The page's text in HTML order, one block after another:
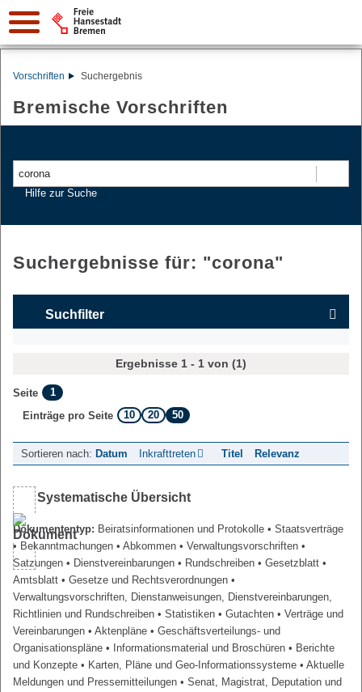
Vorschriften Suchergebnis
Bremische Vorschriften
Hilfe zur Suche
Suchergebnisse für: "corona"
Suchfilter
Ergebnisse 1 - 1 von (1)
Seite
1
Einträge pro Seite
10 20 50
Sortieren nach: Datum Inkrafttreten Titel Relevanz
Systematische Übersicht
Dokumententyp: Beiratsinformationen und Protokolle • Staatsverträge
• Bekanntmachungen • Abkommen • Verwaltungsvorschriften •
Satzungen • Dienstvereinbarungen • Rundschreiben • Gesetzblatt •
Amtsblatt • Gesetze und Rechtsverordnungen •
Verwaltungsvorschriften, Dienstanweisungen, Dienstvereinbarungen,
Richtlinien und Rundschreiben • Statistiken • Gutachten • Verträge und
Vereinbarungen • Aktenpläne • Geschäftsverteilungs- und
Organisationspläne • Informationsmaterial und Broschüren • Berichte
und Konzepte • Karten, Pläne und Geo-Informationssysteme • Aktuelle
Meldungen und Pressemitteilungen • Senat, Magistrat, Deputation und